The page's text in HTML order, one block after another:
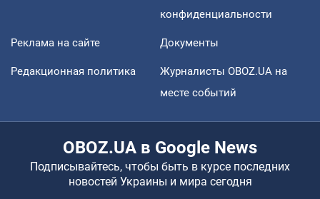
конфиденциальности
Реклама на сайте Документы
Редакционная политика
Журналисты OBOZ.UA на
месте событий
OBOZ.UA в Google News
Подписывайтесь, чтобы быть в курсе последних
новостей Украины и мира сегодня